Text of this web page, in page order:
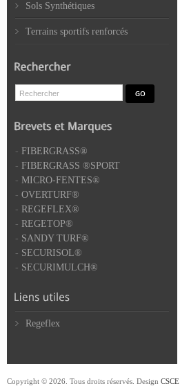
Sols Synthétiques
Terrains sportifs renforcés
- FIBERGRASS®
- FIBERGRASS ®SPORT
- MICRO-FENTES®
- OVERTURF®
- REGEFLEX®
- REGETOP®
- SANDY TURF®
- SECURISOL®
- SECURIMULCH®
Regeflex
Copyright © 2026. Tous droits réservés. Design CSCE